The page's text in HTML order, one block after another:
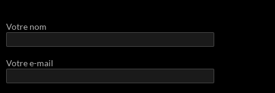
Votre nom
Votre e-mail